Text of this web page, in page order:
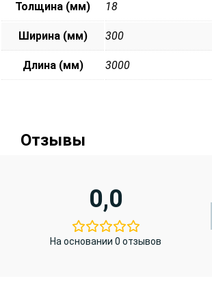
Толщина (мм) 18
Ширина (мм) 300
Длина (мм) 3000
Отзывы
0,0
На основании 0 отзывов